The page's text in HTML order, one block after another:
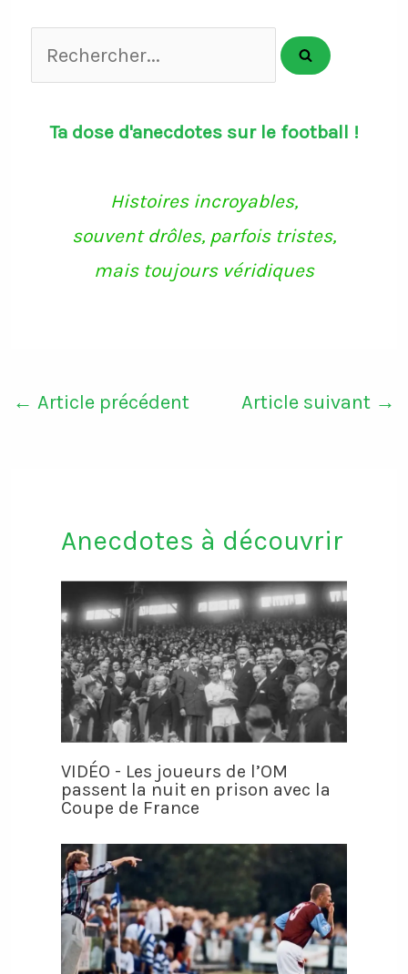
Rechercher...
Ta dose d'anecdotes sur le football !
Histoires incroyables,
souvent drôles, parfois tristes,
mais toujours véridiques
← Article précédent Article suivant →
Anecdotes à découvrir
VIDÉO - Les joueurs de l’OM
passent la nuit en prison avec la
Coupe de France